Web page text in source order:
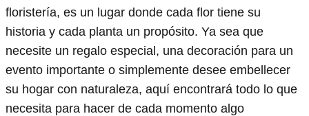
floristería, es un lugar donde cada flor tiene su
historia y cada planta un propósito. Ya sea que
necesite un regalo especial, una decoración para un
evento importante o simplemente desee embellecer
su hogar con naturaleza, aquí encontrará todo lo que
necesita para hacer de cada momento algo